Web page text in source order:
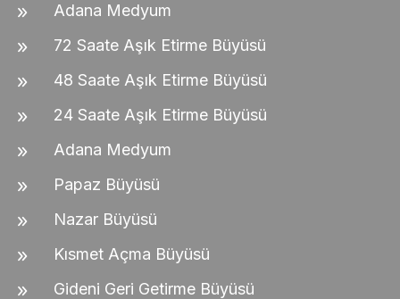
Adana Medyum
72 Saate Aşık Etirme Büyüsü
48 Saate Aşık Etirme Büyüsü
24 Saate Aşık Etirme Büyüsü
Adana Medyum
Papaz Büyüsü
Nazar Büyüsü
Kısmet Açma Büyüsü
Gideni Geri Getirme Büyüsü